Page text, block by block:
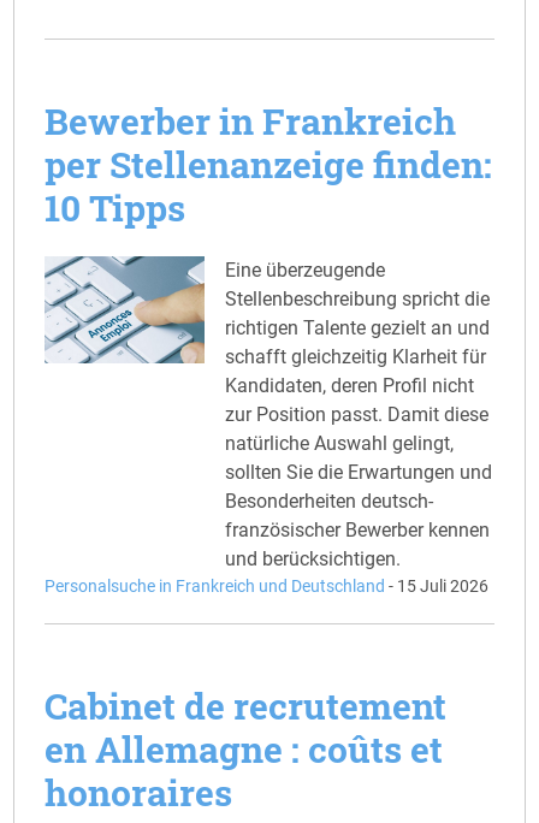
Bewerber in Frankreich
per Stellenanzeige finden:
10 Tipps
Eine überzeugende
Stellenbeschreibung spricht die
richtigen Talente gezielt an und
schafft gleichzeitig Klarheit für
Kandidaten, deren Profil nicht
zur Position passt. Damit diese
natürliche Auswahl gelingt,
sollten Sie die Erwartungen und
Besonderheiten deutsch-
französischer Bewerber kennen
und berücksichtigen.
Personalsuche in Frankreich und Deutschland - 15 Juli 2026
Cabinet de recrutement
en Allemagne : coûts et
honoraires